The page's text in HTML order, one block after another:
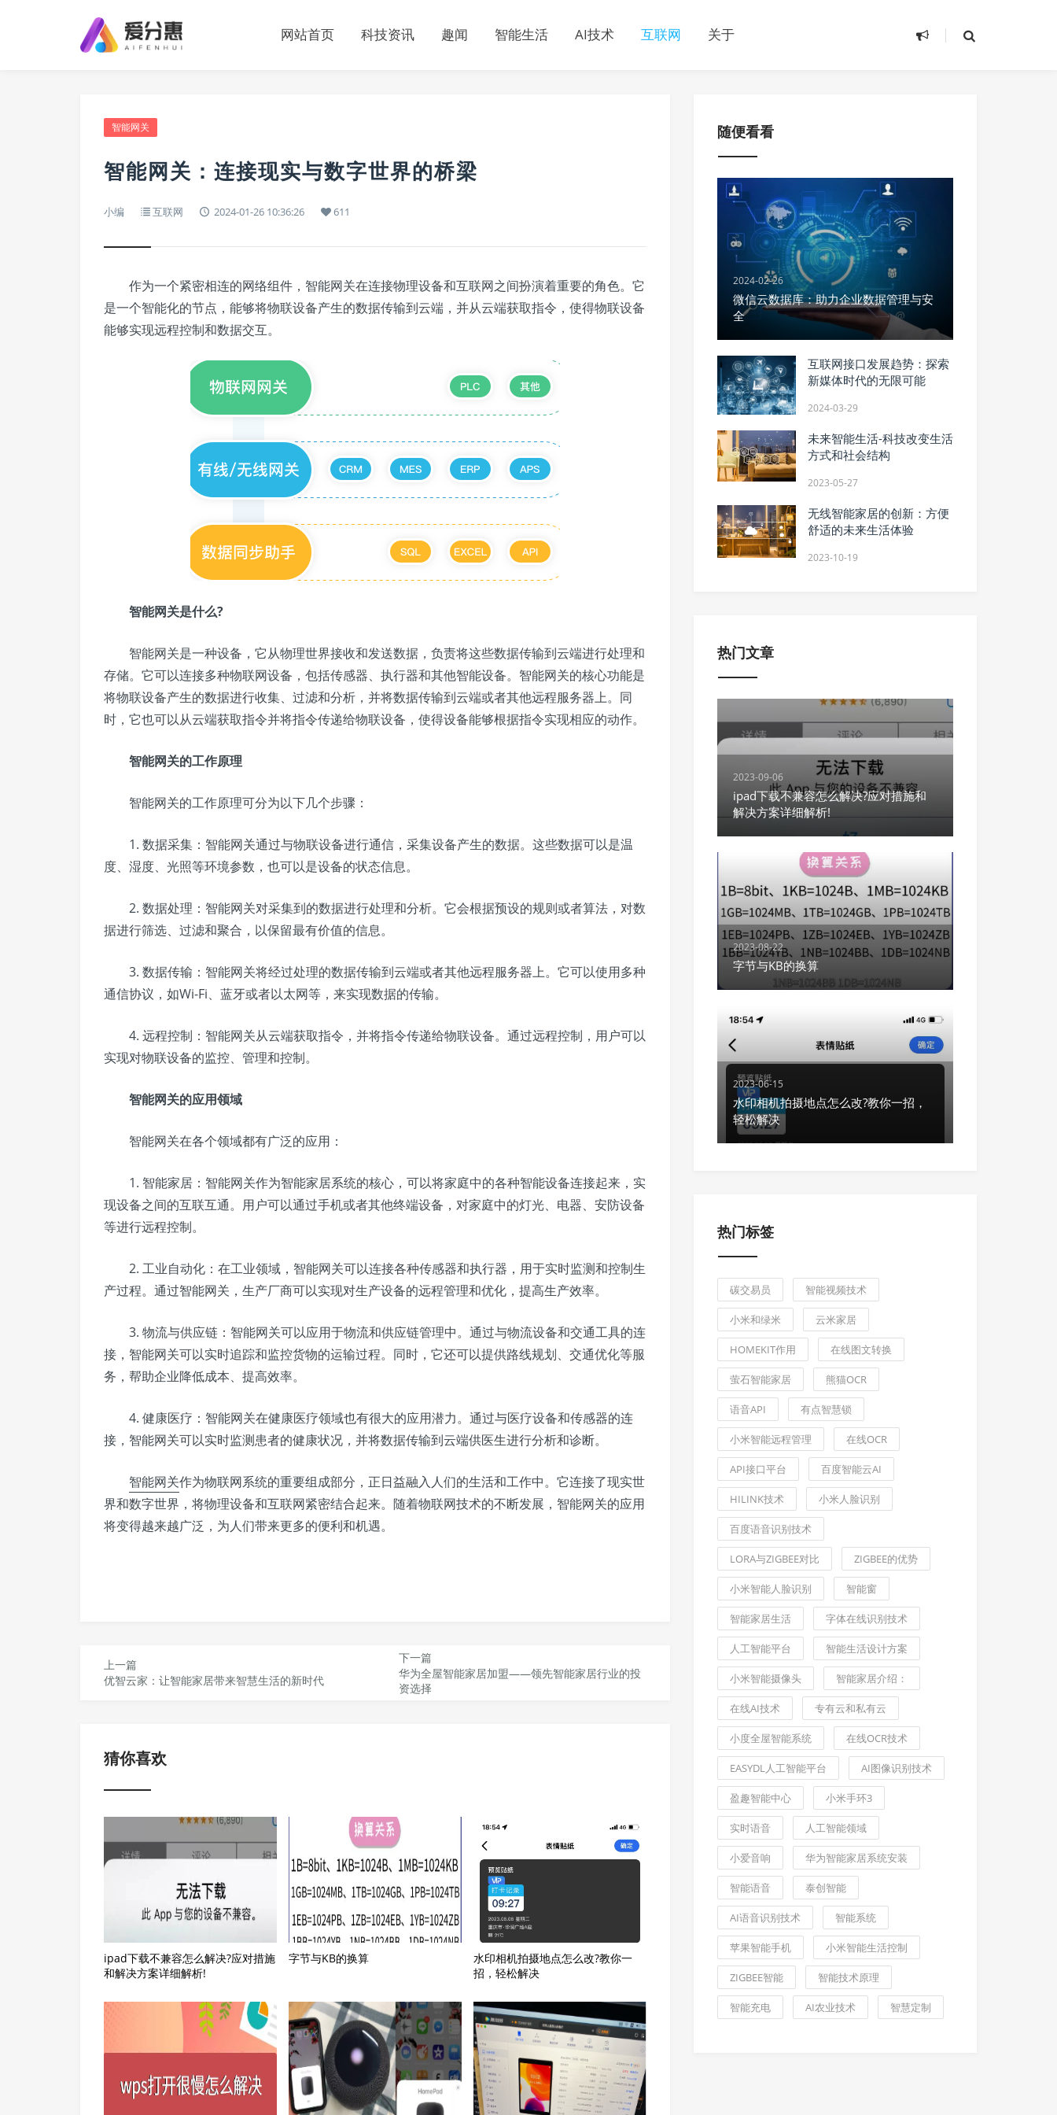
网站首页 科技资讯 趣闻 智能生活 AI技术 互联网 关于
智能网关
智能网关：连接现实与数字世界的桥梁
小编 互联网 2024-01-26 10:36:26 611
作为一个紧密相连的网络组件，智能网关在连接物理设备和互联网之间扮演着重要的角色。它
是一个智能化的节点，能够将物联设备产生的数据传输到云端，并从云端获取指令，使得物联设备
能够实现远程控制和数据交互。
智能网关是什么?
智能网关是一种设备，它从物理世界接收和发送数据，负责将这些数据传输到云端进行处理和
存储。它可以连接多种物联网设备，包括传感器、执行器和其他智能设备。智能网关的核心功能是
将物联设备产生的数据进行收集、过滤和分析，并将数据传输到云端或者其他远程服务器上。同
时，它也可以从云端获取指令并将指令传递给物联设备，使得设备能够根据指令实现相应的动作。
智能网关的工作原理
智能网关的工作原理可分为以下几个步骤：
1. 数据采集：智能网关通过与物联设备进行通信，采集设备产生的数据。这些数据可以是温
度、湿度、光照等环境参数，也可以是设备的状态信息。
2. 数据处理：智能网关对采集到的数据进行处理和分析。它会根据预设的规则或者算法，对数
据进行筛选、过滤和聚合，以保留最有价值的信息。
3. 数据传输：智能网关将经过处理的数据传输到云端或者其他远程服务器上。它可以使用多种
通信协议，如Wi-Fi、蓝牙或者以太网等，来实现数据的传输。
4. 远程控制：智能网关从云端获取指令，并将指令传递给物联设备。通过远程控制，用户可以
实现对物联设备的监控、管理和控制。
智能网关的应用领域
智能网关在各个领域都有广泛的应用：
1. 智能家居：智能网关作为智能家居系统的核心，可以将家庭中的各种智能设备连接起来，实
现设备之间的互联互通。用户可以通过手机或者其他终端设备，对家庭中的灯光、电器、安防设备
等进行远程控制。
2. 工业自动化：在工业领域，智能网关可以连接各种传感器和执行器，用于实时监测和控制生
产过程。通过智能网关，生产厂商可以实现对生产设备的远程管理和优化，提高生产效率。
3. 物流与供应链：智能网关可以应用于物流和供应链管理中。通过与物流设备和交通工具的连
接，智能网关可以实时追踪和监控货物的运输过程。同时，它还可以提供路线规划、交通优化等服
务，帮助企业降低成本、提高效率。
4. 健康医疗：智能网关在健康医疗领域也有很大的应用潜力。通过与医疗设备和传感器的连
接，智能网关可以实时监测患者的健康状况，并将数据传输到云端供医生进行分析和诊断。
智能网关作为物联网系统的重要组成部分，正日益融入人们的生活和工作中。它连接了现实世
界和数字世界，将物理设备和互联网紧密结合起来。随着物联网技术的不断发展，智能网关的应用
将变得越来越广泛，为人们带来更多的便利和机遇。
上一篇
优智云家：让智能家居带来智慧生活的新时代
下一篇
华为全屋智能家居加盟——领先智能家居行业的投
资选择
猜你喜欢
ipad下载不兼容怎么解决?应对措施
和解决方案详细解析!
字节与KB的换算
水印相机拍摄地点怎么改?教你一
招，轻松解决
随便看看
2024-02-26
微信云数据库：助力企业数据管理与安
全
互联网接口发展趋势：探索
新媒体时代的无限可能
2024-03-29
未来智能生活-科技改变生活
方式和社会结构
2023-05-27
无线智能家居的创新：方便
舒适的未来生活体验
2023-10-19
热门文章
2023-09-06
ipad下载不兼容怎么解决?应对措施和
解决方案详细解析!
2023-08-22
字节与KB的换算
2023-06-15
水印相机拍摄地点怎么改?教你一招，
轻松解决
热门标签
碳交易员 智能视频技术
小米和绿米 云米家居
HOMEKIT作用 在线图文转换
萤石智能家居 熊猫OCR
语音API 有点智慧锁
小米智能远程管理 在线OCR
API接口平台 百度智能云AI
HILINK技术 小米人脸识别
百度语音识别技术
LORA与ZIGBEE对比 ZIGBEE的优势
小米智能人脸识别 智能窗
智能家居生活 字体在线识别技术
人工智能平台 智能生活设计方案
小米智能摄像头 智能家居介绍：
在线AI技术 专有云和私有云
小度全屋智能系统 在线OCR技术
EASYDL人工智能平台 AI图像识别技术
盈趣智能中心 小米手环3
实时语音 人工智能领域
小爱音响 华为智能家居系统安装
智能语音 泰创智能
AI语音识别技术 智能系统
苹果智能手机 小米智能生活控制
ZIGBEE智能 智能技术原理
智能充电 AI农业技术 智慧定制